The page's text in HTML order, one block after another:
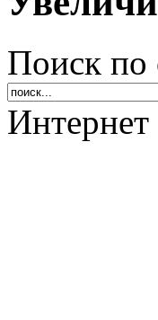
Поиск по
Интернет